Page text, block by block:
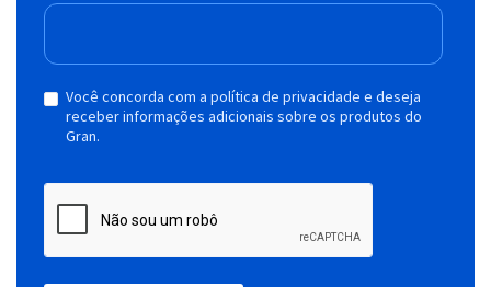
Você concorda com a política de privacidade e deseja
receber informações adicionais sobre os produtos do
Gran.